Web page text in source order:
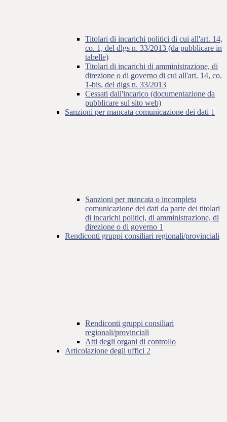
Titolari di incarichi politici di cui all'art. 14,
co. 1, del dlgs n. 33/2013 (da pubblicare in
tabelle)
Titolari di incarichi di amministrazione, di
direzione o di governo di cui all'art. 14, co.
1-bis, del dlgs n. 33/2013
Cessati dall'incarico (documentazione da
pubblicare sul sito web)
Sanzioni per mancata comunicazione dei dati 1
Sanzioni per mancata o incompleta
comunicazione dei dati da parte dei titolari
di incarichi politici, di amministrazione, di
direzione o di governo 1
Rendiconti gruppi consiliari regionali/provinciali
Rendiconti gruppi consiliari
regionali/provinciali
Atti degli organi di controllo
Articolazione degli uffici 2